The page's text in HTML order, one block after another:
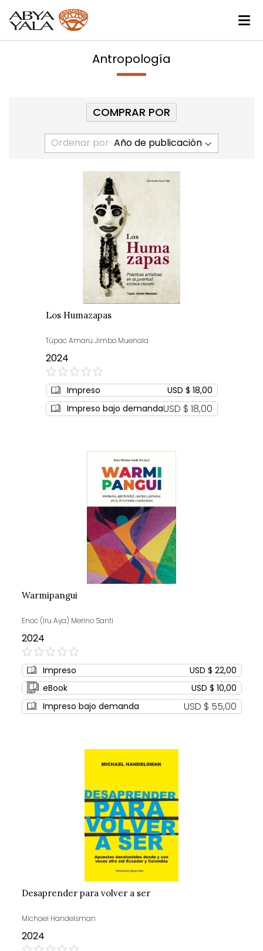
Antropología
Ordenar por
Los Humazapas
Túpac Amaru Jimbo Muenala
2024
0%
Impreso
USD $ 18,00
Impreso bajo demandaUSD $ 18,00
Warmipangui
Enoc (Iru Aya) Merino Santi
2024
0%
Impreso
USD $ 22,00
eBook
USD $ 10,00
Impreso bajo demanda
USD $ 55,00
Desaprender para volver a ser
Michael Handelsman
2024
COMPRAR POR